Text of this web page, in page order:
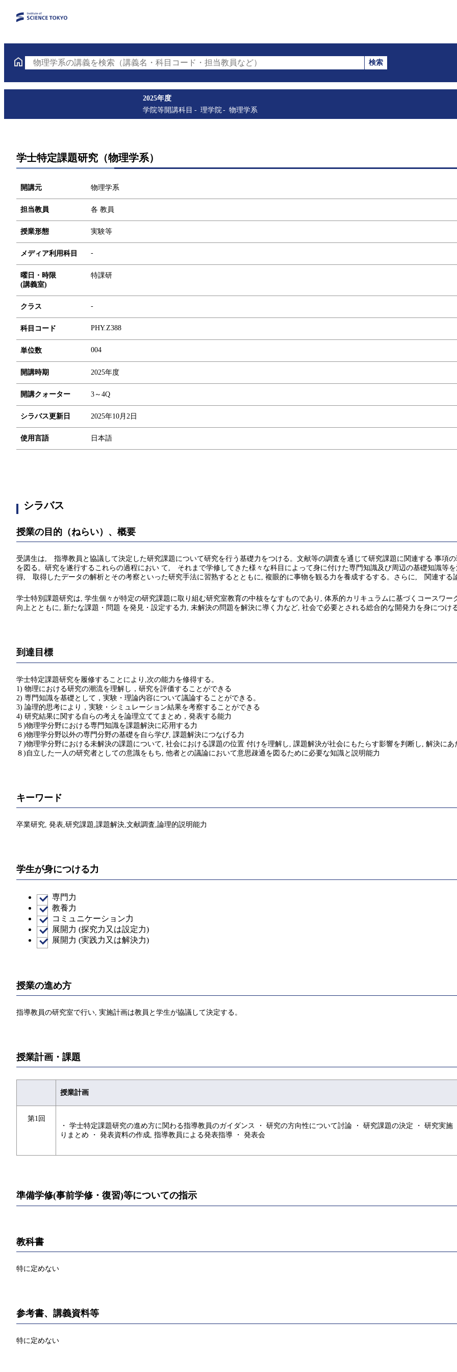
物理学系の講義を検索（講義名・科目コード・担当教員など）
検索
2025年度
学院等開講科目
理学院 物理学系
学士特定課題研究（物理学系）
開講元 物理学系
担当教員 各 教員
授業形態 実験等
メディア利用科目 -
曜日・時限
(講義室)
特課研
クラス -
科目コード PHY.Z388
単位数 004
開講時期 2025年度
開講クォーター 3～4Q
シラバス更新日 2025年10月2日
使用言語 日本語
シラバス
授業の目的（ねらい）、概要
受講生は, 指導教員と協議して決定した研究課題について研究を行う基礎力をつける。文献等の調査を通じて研究課題に関連する 事
を図る。研究を遂行するこれらの過程におい て, それまで学修してきた様々な科目によって身に付けた専門知識及び周辺の基礎知識
得, 取得したデータの解析とその考察といった研究手法に習熟するとともに, 複眼的に事物を観る力を養成するする。さらに, 関連する
学士特別課題研究は, 学生個々が特定の研究課題に取り組む研究室教育の中核をなすものであり, 体系的カリキュラムに基づくコースワ
向上とともに, 新たな課題・問題 を発見・設定する力, 未解決の問題を解決に導く力など, 社会で必要とされる総合的な開発力を身につけ
到達目標
学士特定課題研究を履修することにより,次の能力を修得する。
1) 物理における研究の潮流を理解し，研究を評価することができる
2) 専門知識を基礎として，実験・理論内容について議論することができる。
3) 論理的思考により，実験・シミュレーション結果を考察することができる
4) 研究結果に関する自らの考えを論理立ててまとめ，発表する能力
５)物理学分野における専門知識を課題解決に応用する力
６)物理学分野以外の専門分野の基礎を自ら学び, 課題解決につなげる力
７)物理学分野における未解決の課題について, 社会における課題の位置 付けを理解し, 課題解決が社会にもたらす影響を判断し, 解決にあ
８)自立した一人の研究者としての意識をもち, 他者との議論において意思疎通を図るために必要な知識と説明能力
キーワード
卒業研究, 発表,研究課題,課題解決,文献調査,論理的説明能力
学生が身につける力
専門力
教養力
コミュニケーション力
展開力 (探究力又は設定力)
展開力 (実践力又は解決力)
授業の進め方
指導教員の研究室で行い, 実施計画は教員と学生が協議して決定する。
授業計画・課題
授業計画
第1回
・ 学士特定課題研究の進め方に関わる指導教員のガイダンス ・ 研究の方向性について討論 ・ 研究課題の決定 ・ 研究実
りまとめ ・ 発表資料の作成, 指導教員による発表指導 ・ 発表会
準備学修(事前学修・復習)等についての指示
教科書
特に定めない
参考書、講義資料等
特に定めない